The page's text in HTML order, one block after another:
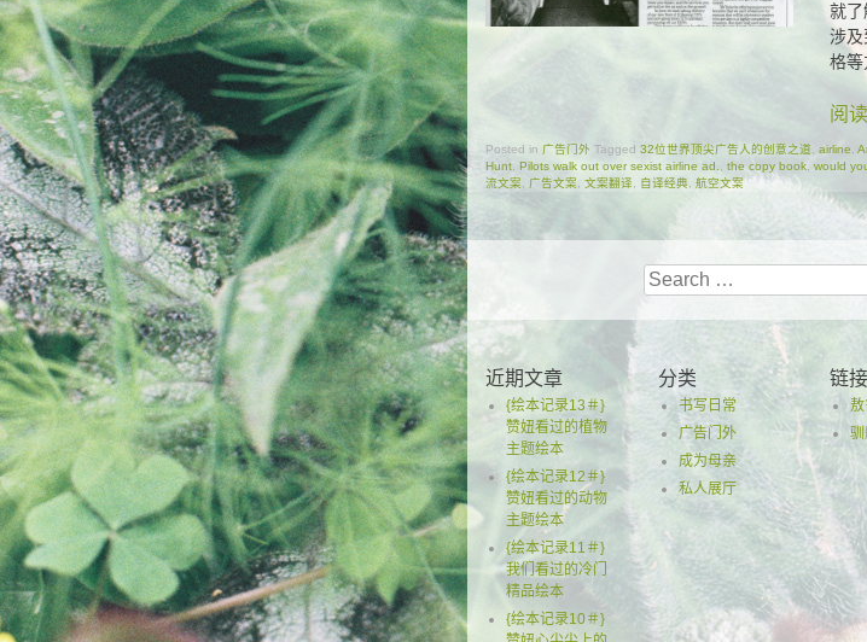
就了
涉及
格等
阅
Posted in 广告门外 Tagged 32位世界顶尖广告人的创意之道 airline
Hunt Pilots walk out over sexist airline ad. the copy book would
流文案
广告文案 文案翻译 自译经典 航空文案
Search
近期文章
{绘本记录13＃}
赞妞看过的植物
主题绘本
{绘本记录12＃}
赞妞看过的动物
主题绘本
{绘本记录11＃}
我们看过的冷门
精品绘本
{绘本记录10＃}
分类
书写日常
广告门外
成为母亲
私人展厅
链